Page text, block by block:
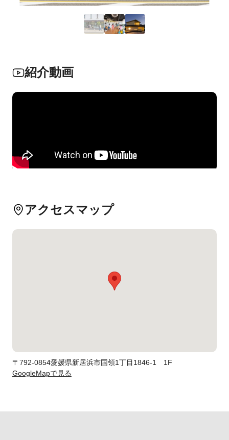
紹介動画
アクセスマップ
〒792-0854愛媛県新居浜市国領1丁目1846-1 1F
GoogleMapで見る